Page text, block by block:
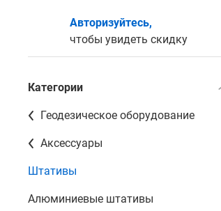
Авторизуйтесь,
чтобы увидеть скидку
Категории
Геодезическое оборудование
Аксессуары
Штативы
Алюминиевые штативы